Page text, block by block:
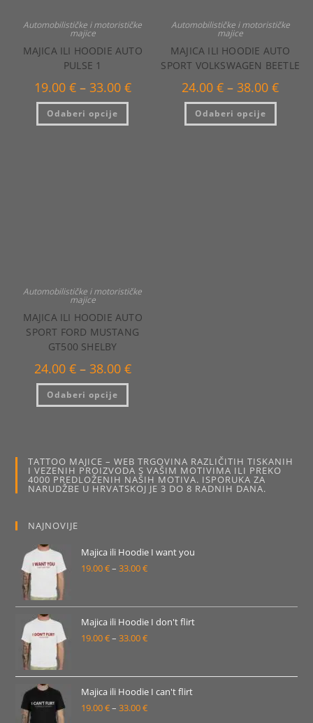
Automobilističke i motorističke
majice
MAJICA ILI HOODIE AUTO
PULSE 1
19.00 € – 33.00 €Raspon
cijena:
Odaberi opcije
Ovaj
ima
Automobilističke i motorističke
majice
MAJICA ILI HOODIE AUTO
SPORT VOLKSWAGEN BEETLE
24.00€ – 38.00€Raspon
cijena:
Odaberi opcije
Ovaj
ima
Automobilističke i motorističke
majice
MAJICA ILI HOODIE AUTO
SPORT FORD MUSTANG
GT500 SHELBY
24.00 € – 38.00 €Raspon
cijena:
Odaberi opcije
Ovaj
ima
odabrati
na
stranici
proizvoda
TATTOO MAJICE – WEB TRGOVINA RAZLIČITIH TISKANIH
I VEZENIH PROIZVODA S VAŠIM MOTIVIMA ILI PREKO
4000 PREDLOŽENIH NAŠIH MOTIVA. ISPORUKA ZA
NARUDŽBE U HRVATSKOJ JE 3 DO 8 RADNIH DANA.
NAJNOVIJE
Majica ili Hoodie I want you
19.00€– 33.00€Raspon
od
19.00 €
do
Majica ili Hoodie I don't flirt
19.00€– 33.00€Raspon
od
19.00 €
do
Majica ili Hoodie I can't flirt
19.00€– 33.00€Raspon